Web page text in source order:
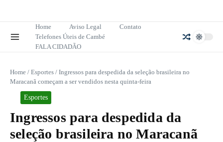
Home Aviso Legal
Contato
Telefones Úteis de Cambé
FALA CIDADÃO
Home / Esportes / Ingressos para despedida da seleção brasileira no
Maracanã começam a ser vendidos nesta quinta-feira
Esportes
Ingressos para despedida da
seleção brasileira no Maracanã